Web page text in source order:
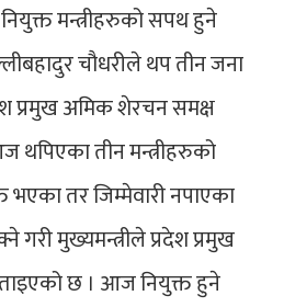
मन्त्रीहरुको सपथ हुने
चौधरीले थप तीन जना
प्रमुख अमिक शेरचन समक्ष
तीन मन्त्रीहरुको
भएका तर जिम्मेवारी नपाएका
गरी मुख्यमन्त्रीले प्रदेश प्रमुख
छ । आज नियुक्त हुने